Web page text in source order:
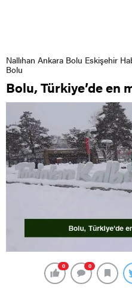
Nallıhan Ankara Bolu Eskişehir
Bolu
Bolu, Türkiye’de en
0 0